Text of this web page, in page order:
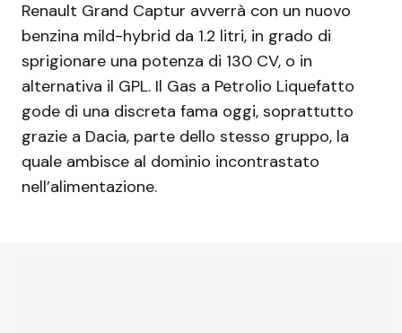
Renault Grand Captur avverrà con un nuovo
benzina mild-hybrid da 1.2 litri, in grado di
sprigionare una potenza di 130 CV, o in
alternativa il GPL. Il Gas a Petrolio Liquefatto
gode di una discreta fama oggi, soprattutto
grazie a Dacia, parte dello stesso gruppo, la
quale ambisce al dominio incontrastato
nell’alimentazione.